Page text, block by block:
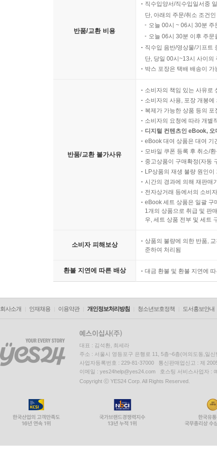
반품/교환 비용
직수입양서/직수입일서중
단, 아래의 주문/취소 조건
오늘 00시 ~ 06시 30분
오늘 06시 30분 이후 주
직수입 음반/영상물/기프트
단, 당일 00시~13시 사이의
박스 포장은 택배 배송이
반품/교환 불가사유
소비자의 책임 있는 사유로
소비자의 사용, 포장 개봉
복제가 가능한 상품 등의
소비자의 요청에 따라 개별
디지털 컨텐츠인 eBook,
eBook 대여 상품은 대여 기
모바일 쿠폰 등록 후 취소/
중고상품이 구매확정(자동
LP상품의 재생 불량 원인
시간의 경과에 의해 재판매
전자상거래 등에서의 소비
eBook 세트 상품은 일괄 구
1개의 상품으로 취급 및 판
우, 세트 상품 전부 및 세트
소비자 피해보상
상품의 불량에 의한 반품,
준하여 처리됨
환불 지연에 따른 배상 대금 환불 및 환불 지연에
회사소개 인재채용 이용약관 개인정보처리방침 청소년보호정책 도서홍보안내
대표 : 김석환, 최세라
주소 : 서울시 영등포구 은행로 11, 5층~6층(여의도동,일신
사업자등록번호 : 229-81-37000 통신판매업신고 : 제
이메일 : yes24help@yes24.com 호스팅 서비스사업자 :
Copyright ⓒ YES24 Corp. All Rights Reserved.